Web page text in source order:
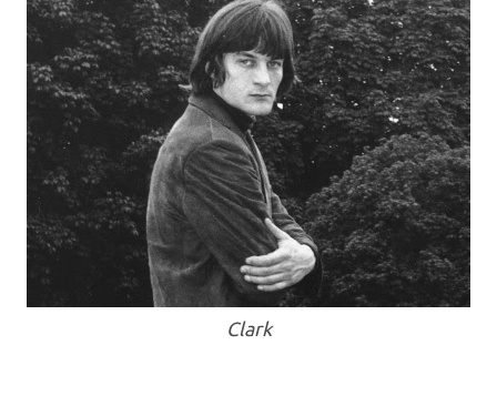
Clark